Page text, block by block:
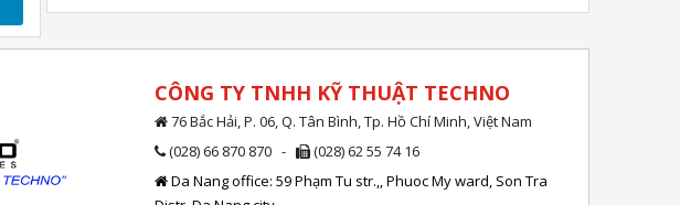
CÔNG TY TNHH KỸ THUẬT TECHNO
76 Bắc Hải, P. 06, Q. Tân Bình, Tp. Hồ Chí Minh, Việt Nam
(028) 66 870 870 -
(028) 62 55 74 16
Da Nang office: 59 Phạm Tu str.,, Phuoc My ward, Son Tra